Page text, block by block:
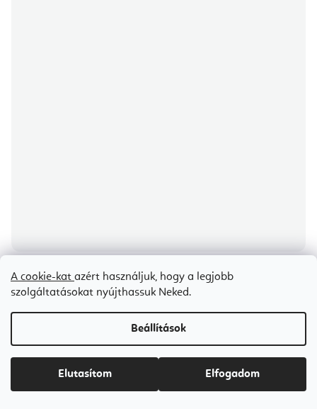
A cookie-kat azért használjuk, hogy a legjobb
szolgáltatásokat nyújthassuk Neked.
Beállítások
Elutasítom Elfogadom
Aerial Pulley Set csiga, kötél és 2 karabiner
5-7 napon belül szállítunk
Ft19 400-tól